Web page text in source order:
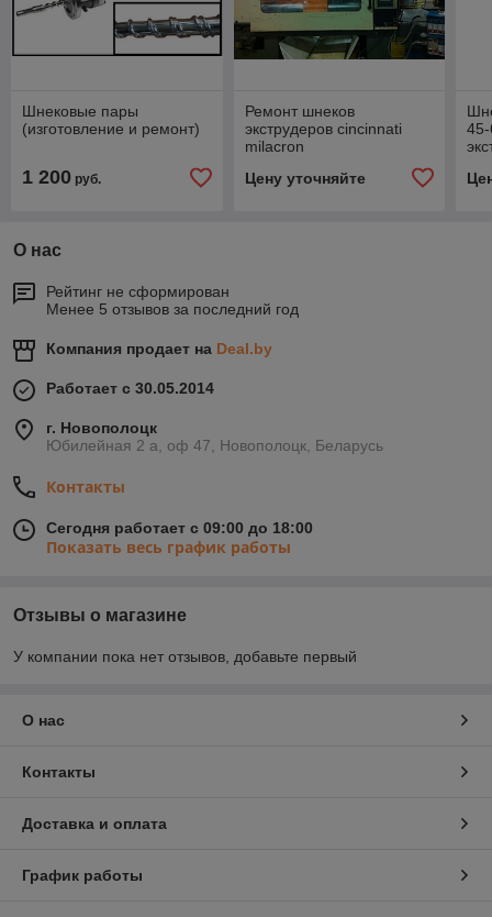
Шнековые пары
(изготовление и ремонт)
1 200 руб.
Ремонт шнеков
экструдеров cincinnati
milacron
Цену уточняйте
О нас
Рейтинг не сформирован
Менее 5 отзывов за последний год
Компания продает на Deal.by
Работает с 30.05.2014
г. Новополоцк
Юбилейная 2 а, оф 47, Новополоцк, Беларусь
Контакты
Сегодня работает с 09:00 до 18:00
Показать весь график работы
Отзывы о магазине
У компании пока нет отзывов, добавьте первый
О нас
Контакты
Доставка и оплата
График работы